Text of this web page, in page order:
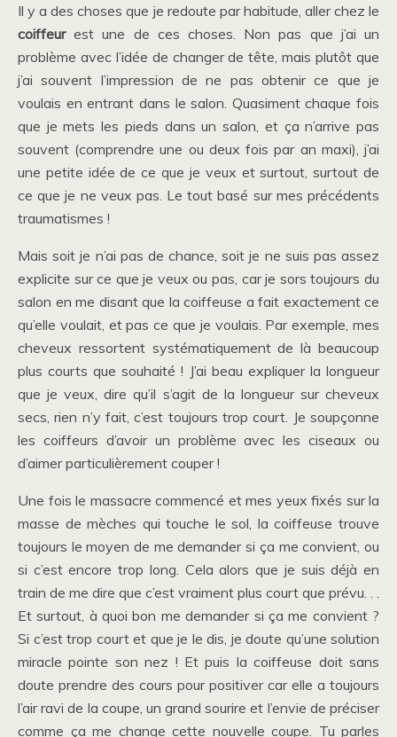
Il y a des choses que je redoute par habitude, aller chez le
coiffeurest une de ces choses. Non pas que j’ai un
problème avec l’idée de changer de tête, mais plutôt que
j’ai souvent l’impression de ne pas obtenir ce que je
voulais en entrant dans le salon. Quasiment chaque fois
que je mets les pieds dans un salon, et ça n’arrive pas
souvent (comprendre une ou deux fois par an maxi), j’ai
une petite idée de ce que je veux et surtout, surtout de
ce que je ne veux pas. Le tout basé sur mes précédents
traumatismes !
Mais soit je n’ai pas de chance, soit je ne suis pas assez
explicite sur ce que je veux ou pas, car je sors toujours du
salon en me disant que la coiffeuse a fait exactement ce
qu’elle voulait, et pas ce que je voulais. Par exemple, mes
cheveux ressortent systématiquement de là beaucoup
plus courts que souhaité ! J’ai beau expliquer la longueur
que je veux, dire qu’il s’agit de la longueur sur cheveux
secs, rien n’y fait, c’est toujours trop court. Je soupçonne
les coiffeurs d’avoir un problème avec les ciseaux ou
d’aimer particulièrement couper !
Une fois le massacre commencé et mes yeux fixés sur la
masse de mèches qui touche le sol, la coiffeuse trouve
toujours le moyen de me demander si ça me convient, ou
si c’est encore trop long. Cela alors que je suis déjà en
train de me dire que c’est vraiment plus court que prévu. . .
Et surtout, à quoi bon me demander si ça me convient ?
Si c’est trop court et que je le dis, je doute qu’une solution
miracle pointe son nez ! Et puis la coiffeuse doit sans
doute prendre des cours pour positiver car elle a toujours
l’air ravi de la coupe, un grand sourire et l’envie de préciser
comme ça me change cette nouvelle coupe. Tu parles